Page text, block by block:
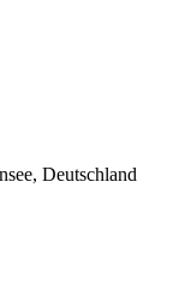
Deutschland